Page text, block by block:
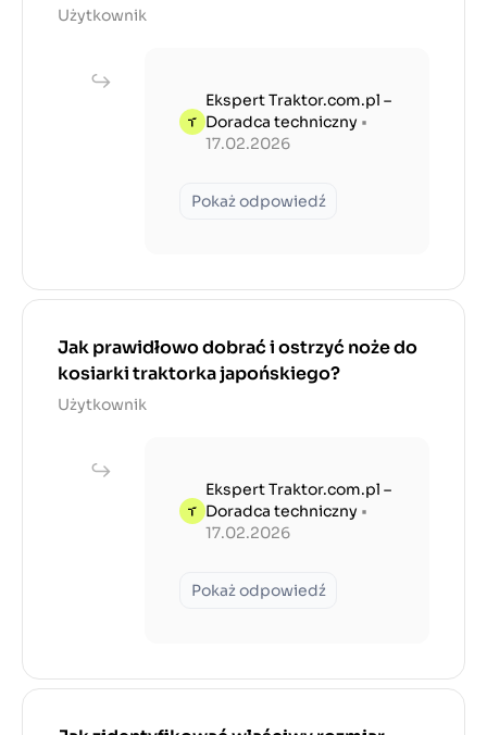
Użytkownik
Ekspert Traktor.com.pl –
Doradca techniczny •
17.02.2026
Pokaż odpowiedź
Jak prawidłowo dobrać i ostrzyć noże do
kosiarki traktorka japońskiego?
Użytkownik
Ekspert Traktor.com.pl –
Doradca techniczny •
17.02.2026
Pokaż odpowiedź